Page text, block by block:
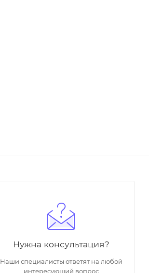
Нужна консультация?
Наши специалисты ответят на любой
интересующий вопрос